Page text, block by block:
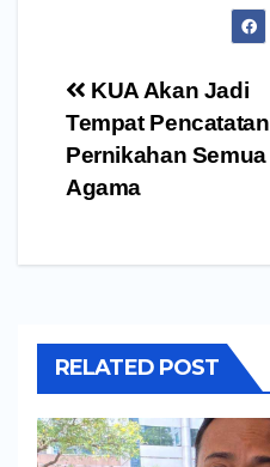
Navigasi
pos
KUA Akan Jadi
Tempat Pencatatan
Pernikahan Semua
Agama
RELATED POST